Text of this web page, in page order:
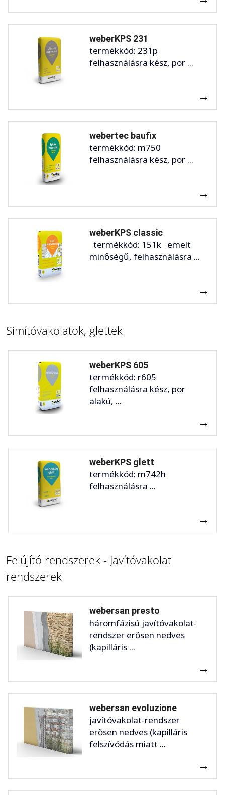
weberKPS 231
termékkód: 231p
felhasználásra kész, por ...
webertec baufix
termékkód: m750
felhasználásra kész, por ...
weberKPS classic
termékkód: 151k emelt
minőségű, felhasználásra ...
Simítóvakolatok, glettek
weberKPS 605
termékkód: r605
felhasználásra kész, por
alakú, ...
weberKPS glett
termékkód: m742h
felhasználásra ...
Felújító rendszerek - Javítóvakolat
rendszerek
webersan presto
háromfázisú javítóvakolat-
rendszer erősen nedves
(kapilláris ...
webersan evoluzione
javítóvakolat-rendszer
erősen nedves (kapilláris
felszívódás miatt ...